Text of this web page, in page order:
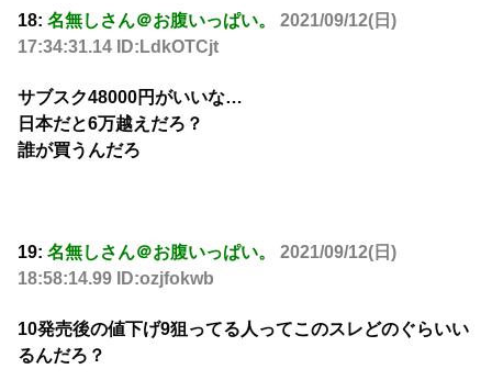
18: 名無しさん＠お腹いっぱい。
2021/09/12(日)
17:34:31.14 ID:LdkOTCjt
サブスク48000円がいいな…
日本だと6万越えだろ？
誰が買うんだろ
19: 名無しさん＠お腹いっぱい。
2021/09/12(日)
18:58:14.99 ID:ozjfokwb
10発売後の値下げ9狙ってる人ってこのスレどのぐらいい
るんだろ？